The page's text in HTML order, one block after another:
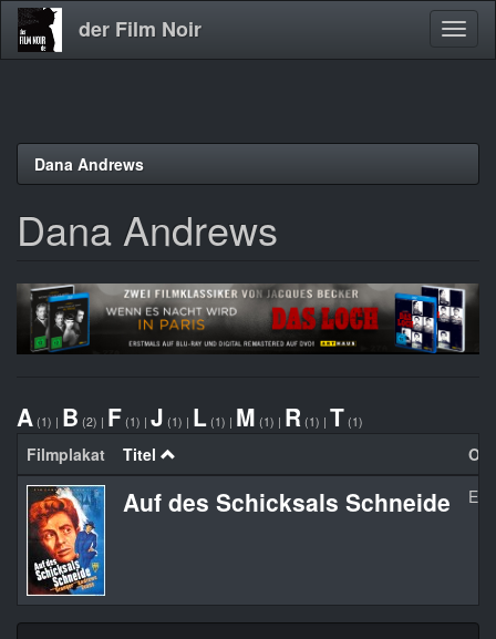
Direkt
der Film Noir
Dana Andrews
Dana Andrews
A (1) | B (2) | F (1) | J (1) | L (1) | M (1) | R (1) | T (1)
Filmplakat Titel
Auf des Schicksals Schneide